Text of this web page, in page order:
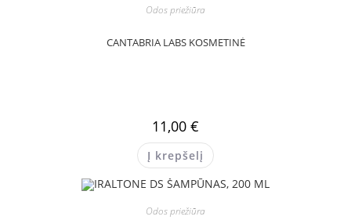
Odos priežiūra
CANTABRIA LABS KOSMETINĖ
11,00 €
Į krepšelį
Odos priežiūra